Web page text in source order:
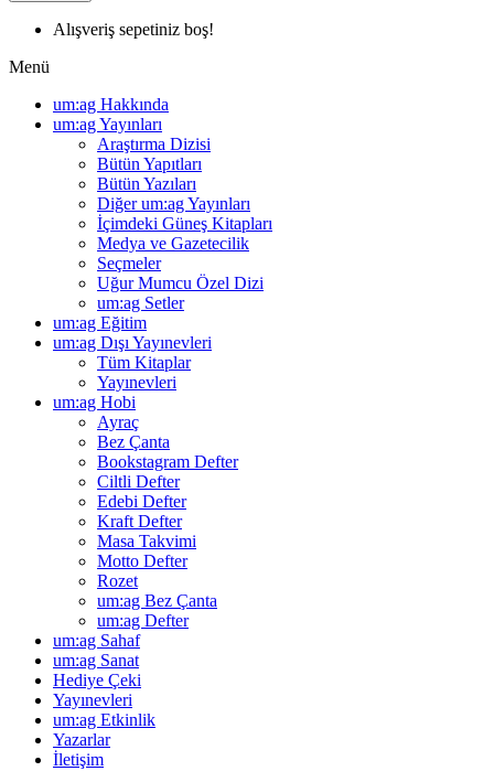
Alışveriş sepetiniz boş!
Menü
um:ag Hakkında
um:ag Yayınları
Araştırma Dizisi
Bütün Yapıtları
Bütün Yazıları
Diğer um:ag Yayınları
İçimdeki Güneş Kitapları
Medya ve Gazetecilik
Seçmeler
Uğur Mumcu Özel Dizi
um:ag Setler
um:ag Eğitim
um:ag Dışı Yayınevleri
Tüm Kitaplar
Yayınevleri
um:ag Hobi
Ayraç
Bez Çanta
Bookstagram Defter
Ciltli Defter
Edebi Defter
Kraft Defter
Masa Takvimi
Motto Defter
Rozet
um:ag Bez Çanta
um:ag Defter
um:ag Sahaf
um:ag Sanat
Hediye Çeki
Yayınevleri
um:ag Etkinlik
Yazarlar
İletişim